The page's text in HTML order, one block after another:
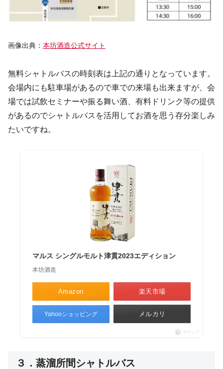
画像出典： 本坊酒造公式サイト
無料シャトルバスの時刻表は上記の通りとなっています。
会場内にも駐車場があるので車での来場も出来ますが、会
場では試飲セミナーや振る舞い酒、有料ドリンク等の提供
があるのでシャトルバスを活用してお酒を思う存分楽しみ
たいですね。
マルス シングルモルト津貫2023エディション
本坊酒造
Amazon 楽天市場
Yahooショッピング メルカリ
ポチップ
３．蒸溜所間シャトルバス